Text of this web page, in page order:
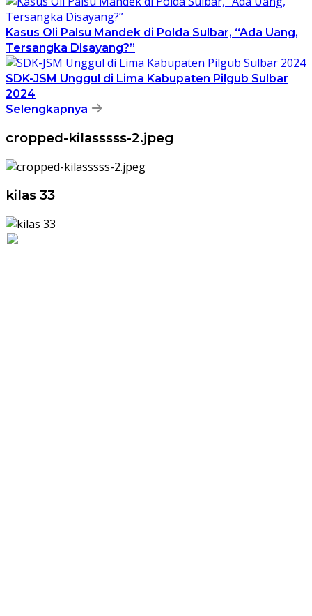
Kasus Oli Palsu Mandek di Polda Sulbar, “Ada Uang,
Tersangka Disayang?”
SDK-JSM Unggul di Lima Kabupaten Pilgub Sulbar
2024
Selengkapnya
cropped-kilasssss-2.jpeg
kilas 33